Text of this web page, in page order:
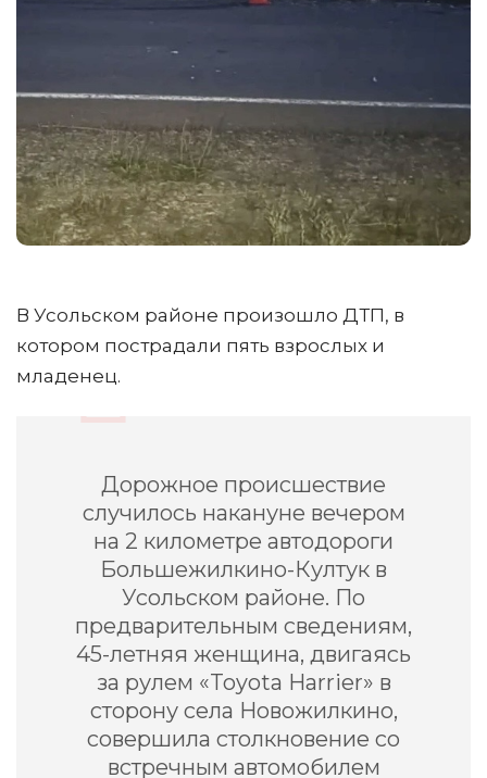
В Усольском районе произошло ДТП, в
котором пострадали пять взрослых и
младенец.
Дорожное происшествие
случилось накануне вечером
на 2 километре автодороги
Большежилкино-Култук в
Усольском районе. По
предварительным сведениям,
45-летняя женщина, двигаясь
за рулем «Toyota Harrier» в
сторону села Новожилкино,
совершила столкновение со
встречным автомобилем